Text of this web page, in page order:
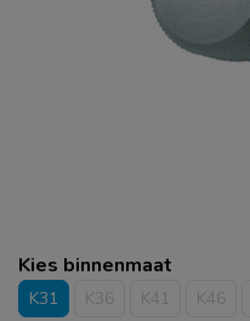
Kies binnenmaat
K31 K36 K41 K46